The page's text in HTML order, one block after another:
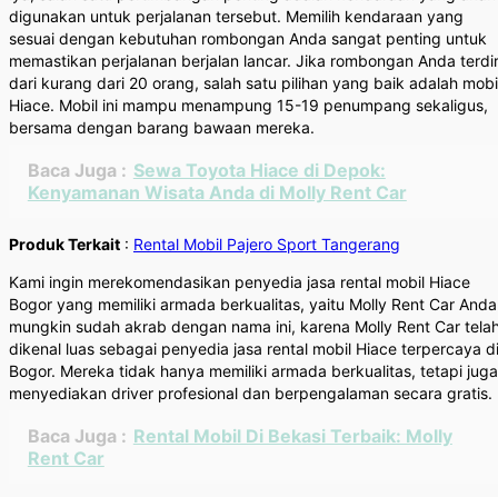
digunakan untuk perjalanan tersebut. Memilih kendaraan yang
sesuai dengan kebutuhan rombongan Anda sangat penting untuk
memastikan perjalanan berjalan lancar. Jika rombongan Anda
dari kurang dari 20 orang, salah satu pilihan yang baik adalah
Hiace. Mobil ini mampu menampung 15-19 penumpang sekaligus,
bersama dengan barang bawaan mereka.
Baca Juga : Sewa Toyota Hiace di Depok:
Kenyamanan Wisata Anda di Molly Rent Car
Produk Terkait : Rental Mobil Pajero Sport Tangerang
Kami ingin merekomendasikan penyedia jasa rental mobil Hiace
Bogor yang memiliki armada berkualitas, yaitu Molly Rent Car Anda
mungkin sudah akrab dengan nama ini, karena Molly Rent Car
dikenal luas sebagai penyedia jasa rental mobil Hiace terpercaya di
Bogor. Mereka tidak hanya memiliki armada berkualitas, tetapi juga
menyediakan driver profesional dan berpengalaman secara gratis.
Baca Juga : Rental Mobil Di Bekasi Terbaik: Molly
Rent Car